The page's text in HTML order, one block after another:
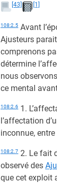
[43] [1]
108:2.5 Avant
Ajusteurs
comprenons
détermine
nous
ce mental
108:2.6 1.
l’affectation
inconnue,
108:2.7 2. Le fait
observé des
que cet exploit